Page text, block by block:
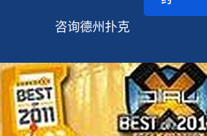
咨询德州扑克